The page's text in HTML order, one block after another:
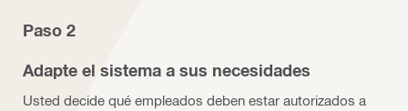
Paso 2
Adapte el sistema a sus necesidades
Usted decide qué empleados deben estar autorizados a